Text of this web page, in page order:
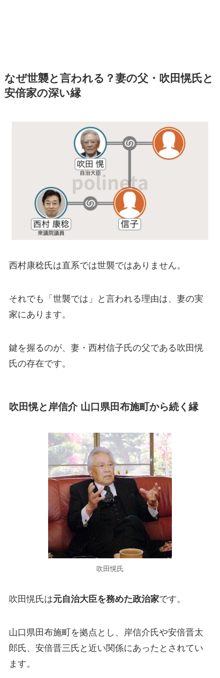
なぜ世襲と言われる？妻の父・吹田愰氏と
安倍家の深い縁
西村康稔氏は直系では世襲ではありません。
それでも「世襲では」と言われる理由は、妻の実
家にあります。
鍵を握るのが、妻・西村信子氏の父である吹田愰
氏の存在です。
吹田愰と岸信介 山口県田布施町から続く縁
吹田愰氏
吹田愰氏は元自治大臣を務めた政治家です。
山口県田布施町を拠点とし、岸信介氏や安倍晋太
郎氏、安倍晋三氏と近い関係にあったとされてい
ます。